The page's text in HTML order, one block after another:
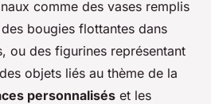
comme des vases remplis
bougies flottantes dans
ou des figurines représentant
objets liés au thème de la
personnalisés et les